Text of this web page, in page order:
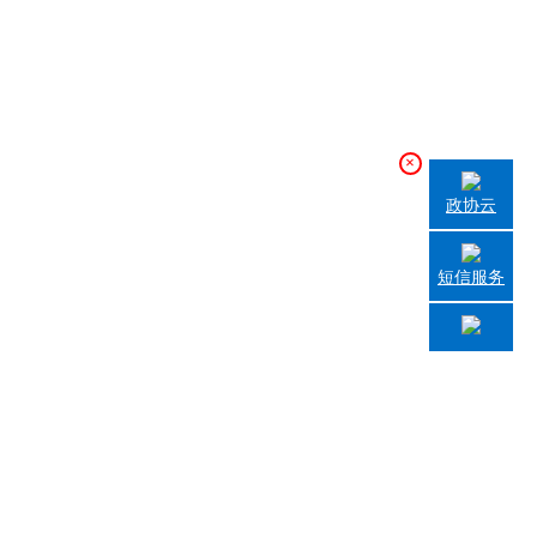
×
政协云
短信服务